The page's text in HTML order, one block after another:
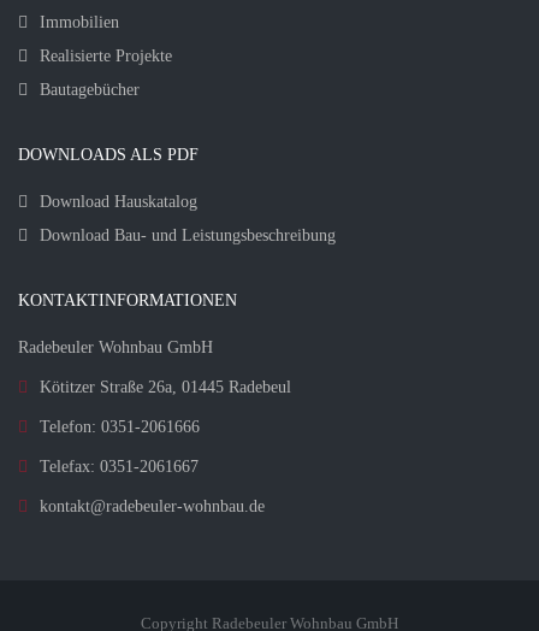
Immobilien
Realisierte Projekte
Bautagebücher
DOWNLOADS ALS PDF
Download Hauskatalog
Download Bau- und Leistungsbeschreibung
KONTAKTINFORMATIONEN
Radebeuler Wohnbau GmbH
Kötitzer Straße 26a, 01445 Radebeul
Telefon: 0351-2061666
Telefax: 0351-2061667
kontakt@radebeuler-wohnbau.de
Copyright Radebeuler Wohnbau GmbH